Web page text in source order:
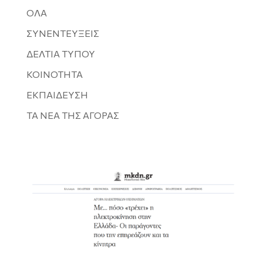
3
ΟΛΑ
ΣΥΝΕΝΤΕΥΞΕΙΣ
ΔΕΛΤΙΑ ΤΥΠΟΥ
ΚΟΙΝΟΤΗΤΑ
ΕΚΠΑΙΔΕΥΣΗ
ΤΑ ΝΕΑ ΤΗΣ ΑΓΟΡΑΣ